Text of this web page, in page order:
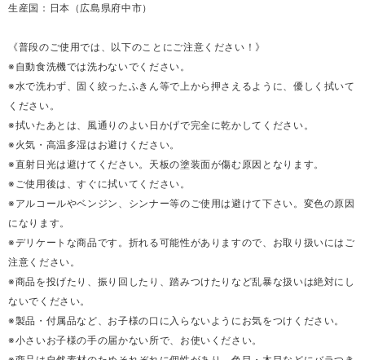
生産国：日本（広島県府中市）
《普段のご使用では、以下のことにご注意ください！》
※自動食洗機では洗わないでください。
※水で洗わず、固く絞ったふきん等で上から押さえるように、優しく拭いて
ください。
※拭いたあとは、風通りのよい日かげで完全に乾かしてください。
※火気・高温多湿はお避けください。
※直射日光は避けてください。天板の塗装面が傷む原因となります。
※ご使用後は、すぐに拭いてください。
※アルコールやベンジン、シンナー等のご使用は避けて下さい。変色の原因
になります。
※デリケートな商品です。折れる可能性がありますので、お取り扱いにはご
注意ください。
※商品を投げたり、振り回したり、踏みつけたりなど乱暴な扱いは絶対にし
ないでください。
※製品・付属品など、お子様の口に入らないようにお気をつけください。
※小さいお子様の手の届かない所で、お使いください。